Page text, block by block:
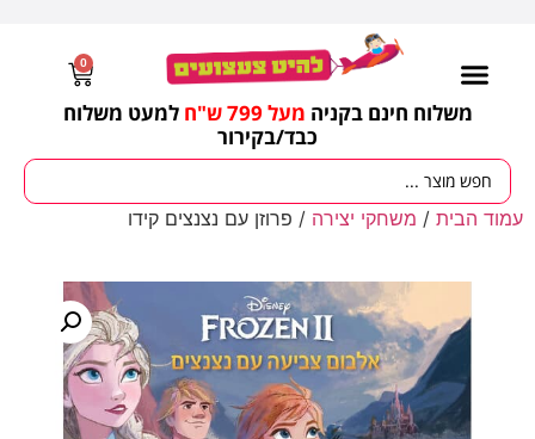
משלוח חינם בקניה מעל 799 ש"ח
למעט משלוח
כבד/בקירור
0
עמוד הבית / משחקי יצירה / פרוזן עם נצנצים קידו